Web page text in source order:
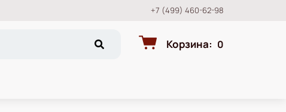
+7 (499) 460-62-98
Корзина: 0